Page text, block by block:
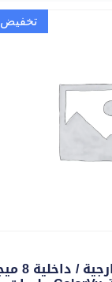
كاميرا شبكة